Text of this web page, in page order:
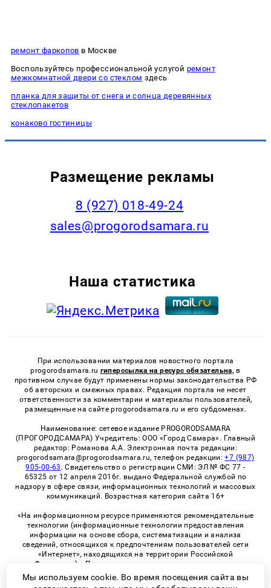
ремонт фаркопов в Москве
Воспользуйтесь профессиональной услугой ремонт
межкомнатной двери со стеклом здесь
планка для защиты от снега и солнца деревянных
стеклопакетов
конаково гостиницы
Размещение рекламы
8 (927) 018-49-24
sales@progorodsamara.ru
Наша статистика
При использовании материалов новостного портала
progorodsamara.ru гиперссылка на ресурс обязательна, в
противном случае будут применены нормы законодательства РФ
об авторских и смежных правах. Редакция портала не несет
ответственности за комментарии и материалы пользователей,
размещенные на сайте progorodsamara.ru и его субдоменах.
Наименование: сетевое издание PROGORODSAMARA
(ПРОГОРОДСАМАРА) Учредитель: ООО «Город Самара». Главный
редактор: Романова А.А. Электронная почта редакции:
progorodsamara@progorodsamara.ru, телефон редакции:+7 (987)
905-00-63 . Свидетельство о регистрации СМИ: ЭЛ № ФС 77 -
65325 от 12 апреля 2016г. выдано Федеральной службой по
надзору в сфере связи, информационных технологий и массовых
коммуникаций. Возрастная категория сайта 16+
«На информационном ресурсе применяются рекомендательные
технологии (информационные технологии предоставления
информации на основе сбора, систематизации и анализа
сведений, относящихся к предпочтениям пользователей сети
«Интернет», находящихся на территории Российской
Федерации)». Правила применения рекомендательных
технологий в виджетах рекламно-обменной сети
«СМИ2» (PDF)
Мы используем cookie. Во время посещения сайта вы